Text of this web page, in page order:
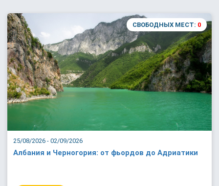
25/08/2026 - 02/09/2026
СВОБОДНЫХ МЕСТ: 0
Албания и Черногория: от фьордов до Адриатики